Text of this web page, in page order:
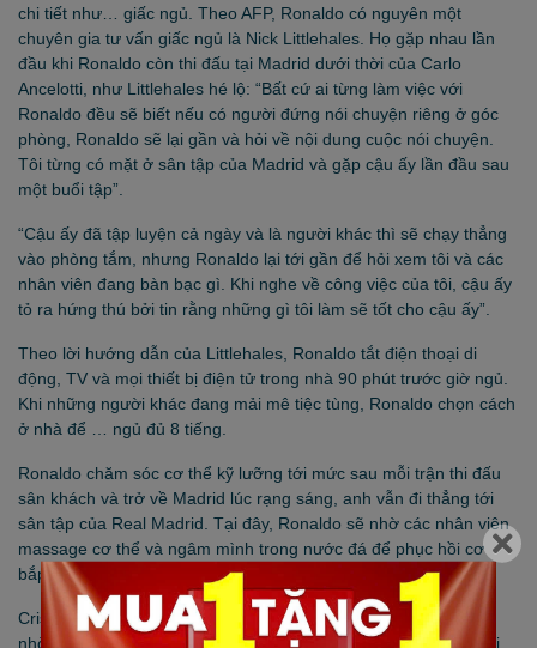
chi tiết như… giấc ngủ. Theo AFP, Ronaldo có nguyên một
chuyên gia tư vấn giấc ngủ là Nick Littlehales. Họ gặp nhau lần
đầu khi Ronaldo còn thi đấu tại Madrid dưới thời của Carlo
Ancelotti, như Littlehales hé lộ: “Bất cứ ai từng làm việc với
Ronaldo đều sẽ biết nếu có người đứng nói chuyện riêng ở góc
phòng, Ronaldo sẽ lại gần và hỏi về nội dung cuộc nói chuyện.
Tôi từng có mặt ở sân tập của Madrid và gặp cậu ấy lần đầu sau
một buổi tập”.
“Cậu ấy đã tập luyện cả ngày và là người khác thì sẽ chạy thẳng
vào phòng tắm, nhưng Ronaldo lại tới gần để hỏi xem tôi và các
nhân viên đang bàn bạc gì. Khi nghe về công việc của tôi, cậu ấy
tỏ ra hứng thú bởi tin rằng những gì tôi làm sẽ tốt cho cậu ấy”.
Theo lời hướng dẫn của Littlehales, Ronaldo tắt điện thoại di
động, TV và mọi thiết bị điện tử trong nhà 90 phút trước giờ ngủ.
Khi những người khác đang mải mê tiệc tùng, Ronaldo chọn cách
ở nhà để … ngủ đủ 8 tiếng.
Ronaldo chăm sóc cơ thể kỹ lưỡng tới mức sau mỗi trận thi đấu
sân khách và trở về Madrid lúc rạng sáng, anh vẫn đi thẳng tới
sân tập của Real Madrid. Tại đây, Ronaldo sẽ nhờ các nhân viên
massage cơ thể và ngâm mình trong nước đá để phục hồi cơ
bắp.
Cristiano Ronaldo chắc chắn không đơn thuần chỉ thành công
nhờ khổ luyện, bởi phải có tài năng thì Ronaldo của tuổi 18 mới